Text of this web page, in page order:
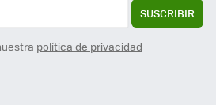
SUSCRIBIR
política de privacidad